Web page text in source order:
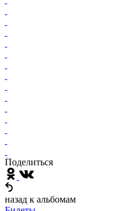
Поделиться
назад к альбомам